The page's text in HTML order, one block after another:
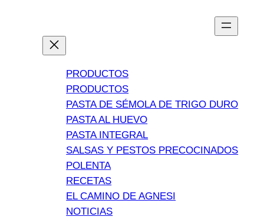
PRODUCTOS
PRODUCTOS
PASTA DE SÉMOLA DE TRIGO DURO
PASTA AL HUEVO
PASTA INTEGRAL
SALSAS Y PESTOS PRECOCINADOS
POLENTA
RECETAS
EL CAMINO DE AGNESI
NOTICIAS